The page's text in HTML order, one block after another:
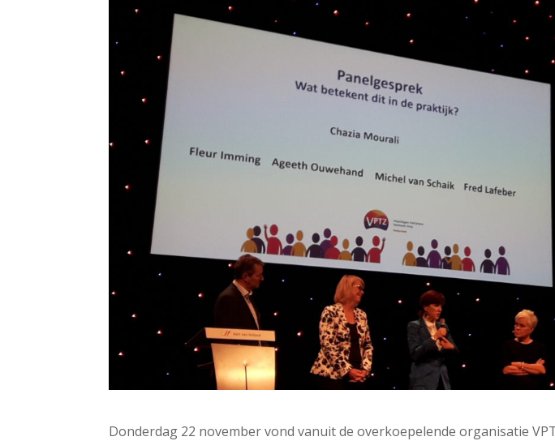
Donderdag 22 november vond vanuit de overkoepelende organisatie